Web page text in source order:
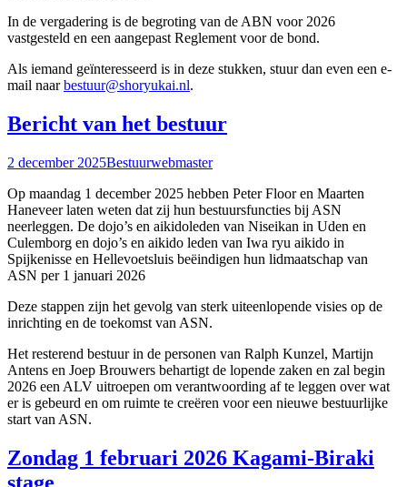
In de vergadering is de begroting van de ABN voor 2026
vastgesteld en een aangepast Reglement voor de bond.
Als iemand geïnteresseerd is in deze stukken, stuur dan even een e-
mail naarbestuur@shoryukai.nl.
Bericht van het bestuur
2 december 2025Bestuurwebmaster
Op maandag 1 december 2025 hebben Peter Floor en Maarten
Haneveer laten weten dat zij hun bestuursfuncties bij ASN
neerleggen. De dojo’s en aikidoleden van Niseikan in Uden en
Culemborg en dojo’s en aikido leden van Iwa ryu aikido in
Spijkenisse en Hellevoetsluis beëindigen hun lidmaatschap van
ASN per 1 januari 2026
Deze stappen zijn het gevolg van sterk uiteenlopende visies op de
inrichting en de toekomst van ASN.
Het resterend bestuur in de personen van Ralph Kunzel, Martijn
Antens en Joep Brouwers behartigt de lopende zaken en zal begin
2026 een ALV uitroepen om verantwoording af te leggen over wat
er is gebeurd en om ruimte te creëren voor een nieuwe bestuurlijke
start van ASN.
Zondag 1 februari 2026 Kagami-Biraki